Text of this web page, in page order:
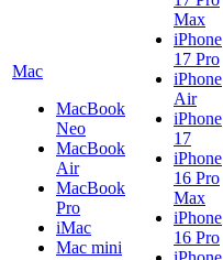
Mac
MacBook
Neo
MacBook
Air
MacBook
Pro
iMac
Mac mini
Max
iPhone
17 Pro
iPhone
Air
iPhone
17
iPhone
16 Pro
Max
iPhone
16 Pro